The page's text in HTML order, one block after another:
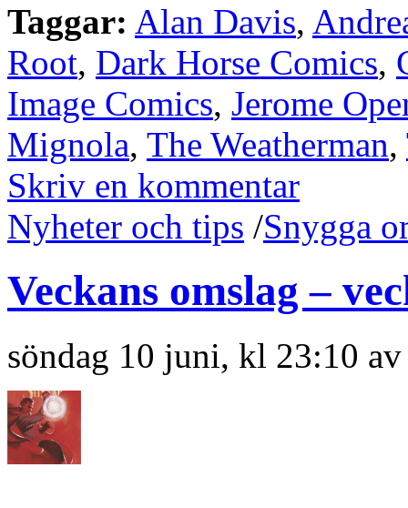
Taggar: Alan Davis,
Root, Dark Horse Comics,
Image Comics, Jerome
Mignola, The Weatherman,
Skriv en kommentar
Nyheter och tips /Snygga
Veckans omslag –
söndag 10 juni, kl 23:10 av